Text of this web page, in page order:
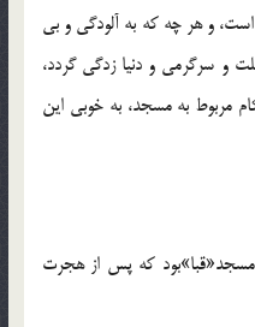
است، و هر چه که به آلودگی و بی
و سرگرمی و دنیا زدگی گردد،
مربوط به مسجد، به خوبی این
که پس از هجرت